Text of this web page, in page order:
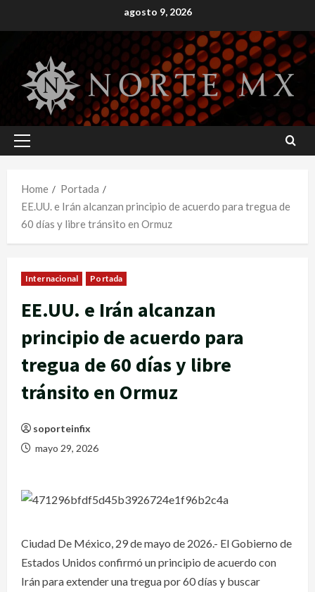
to
agosto 9, 2026
Primary
Home
Portada
EE.UU. e Irán alcanzan principio de acuerdo para tregua de
60 días y libre tránsito en Ormuz
Internacional Portada
EE.UU. e Irán alcanzan
principio de acuerdo para
tregua de 60 días y libre
tránsito en Ormuz
soporteinfix
mayo 29, 2026
Ciudad De México, 29 de mayo de 2026.- El Gobierno de
Estados Unidos confirmó un principio de acuerdo con
Irán para extender una tregua por 60 días y buscar